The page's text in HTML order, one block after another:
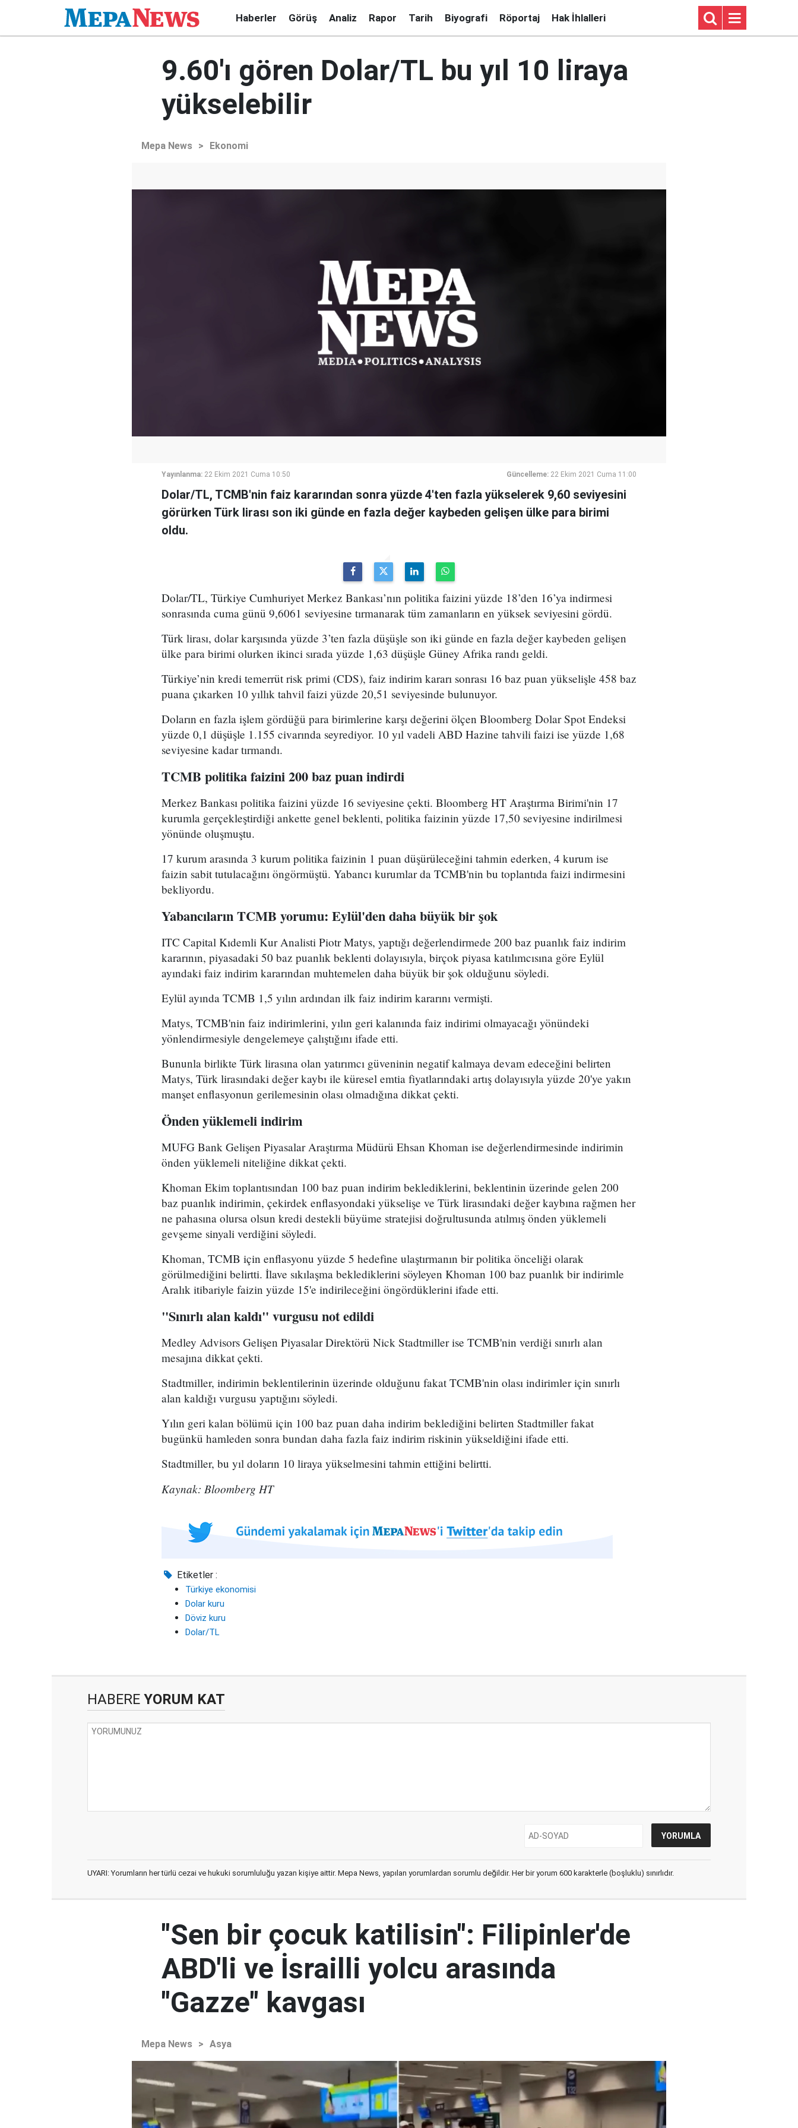
Haberler Görüş Analiz Rapor Tarih Biyografi Röportaj Hak İhlalleri
9.60'ı gören Dolar/TL bu yıl 10 liraya
yükselebilir
Mepa News > Ekonomi
Yayınlanma: 22 Ekim 2021 Cuma 10:50 Güncelleme: 22 Ekim 2021 Cuma 11:00
Dolar/TL, TCMB'nin faiz kararından sonra yüzde 4'ten fazla yükselerek 9,60 seviyesini
görürken Türk lirası son iki günde en fazla değer kaybeden gelişen ülke para birimi
oldu.
Dolar/TL, Türkiye Cumhuriyet Merkez Bankası’nın politika faizini yüzde 18’den 16’ya indirmesi
sonrasında cuma günü 9,6061 seviyesine tırmanarak tüm zamanların en yüksek seviyesini gördü.
Türk lirası, dolar karşısında yüzde 3’ten fazla düşüşle son iki günde en fazla değer kaybeden gelişen
ülke para birimi olurken ikinci sırada yüzde 1,63 düşüşle Güney Afrika randı geldi.
Türkiye’nin kredi temerrüt risk primi (CDS), faiz indirim kararı sonrası 16 baz puan yükselişle 458 baz
puana çıkarken 10 yıllık tahvil faizi yüzde 20,51 seviyesinde bulunuyor.
Doların en fazla işlem gördüğü para birimlerine karşı değerini ölçen Bloomberg Dolar Spot Endeksi
yüzde 0,1 düşüşle 1.155 civarında seyrediyor. 10 yıl vadeli ABD Hazine tahvili faizi ise yüzde 1,68
seviyesine kadar tırmandı.
TCMB politika faizini 200 baz puan indirdi
Merkez Bankası politika faizini yüzde 16 seviyesine çekti. Bloomberg HT Araştırma Birimi'nin 17
kurumla gerçekleştirdiği ankette genel beklenti, politika faizinin yüzde 17,50 seviyesine indirilmesi
yönünde oluşmuştu.
17 kurum arasında 3 kurum politika faizinin 1 puan düşürüleceğini tahmin ederken, 4 kurum ise
faizin sabit tutulacağını öngörmüştü. Yabancı kurumlar da TCMB'nin bu toplantıda faizi indirmesini
bekliyordu.
Yabancıların TCMB yorumu: Eylül'den daha büyük bir şok
ITC Capital Kıdemli Kur Analisti Piotr Matys, yaptığı değerlendirmede 200 baz puanlık faiz indirim
kararının, piyasadaki 50 baz puanlık beklenti dolayısıyla, birçok piyasa katılımcısına göre Eylül
ayındaki faiz indirim kararından muhtemelen daha büyük bir şok olduğunu söyledi.
Eylül ayında TCMB 1,5 yılın ardından ilk faiz indirim kararını vermişti.
Matys, TCMB'nin faiz indirimlerini, yılın geri kalanında faiz indirimi olmayacağı yönündeki
yönlendirmesiyle dengelemeye çalıştığını ifade etti.
Bununla birlikte Türk lirasına olan yatırımcı güveninin negatif kalmaya devam edeceğini belirten
Matys, Türk lirasındaki değer kaybı ile küresel emtia fiyatlarındaki artış dolayısıyla yüzde 20'ye yakın
manşet enflasyonun gerilemesinin olası olmadığına dikkat çekti.
Önden yüklemeli indirim
MUFG Bank Gelişen Piyasalar Araştırma Müdürü Ehsan Khoman ise değerlendirmesinde indirimin
önden yüklemeli niteliğine dikkat çekti.
Khoman Ekim toplantısından 100 baz puan indirim beklediklerini, beklentinin üzerinde gelen 200
baz puanlık indirimin, çekirdek enflasyondaki yükselişe ve Türk lirasındaki değer kaybına rağmen her
ne pahasına olursa olsun kredi destekli büyüme stratejisi doğrultusunda atılmış önden yüklemeli
gevşeme sinyali verdiğini söyledi.
Khoman, TCMB için enflasyonu yüzde 5 hedefine ulaştırmanın bir politika önceliği olarak
görülmediğini belirtti. İlave sıkılaşma beklediklerini söyleyen Khoman 100 baz puanlık bir indirimle
Aralık itibariyle faizin yüzde 15'e indirileceğini öngördüklerini ifade etti.
"Sınırlı alan kaldı" vurgusu not edildi
Medley Advisors Gelişen Piyasalar Direktörü Nick Stadtmiller ise TCMB'nin verdiği sınırlı alan
mesajına dikkat çekti.
Stadtmiller, indirimin beklentilerinin üzerinde olduğunu fakat TCMB'nin olası indirimler için sınırlı
alan kaldığı vurgusu yaptığını söyledi.
Yılın geri kalan bölümü için 100 baz puan daha indirim beklediğini belirten Stadtmiller fakat
bugünkü hamleden sonra bundan daha fazla faiz indirim riskinin yükseldiğini ifade etti.
Stadtmiller, bu yıl doların 10 liraya yükselmesini tahmin ettiğini belirtti.
Kaynak: Bloomberg HT
Etiketler :
Türkiye ekonomisi
Dolar kuru
Döviz kuru
Dolar/TL
HABERE YORUM KAT
UYARI: Yorumların her türlü cezai ve hukuki sorumluluğu yazan kişiye aittir. Mepa News, yapılan yorumlardan sorumlu değildir. Her bir yorum 600 karakterle (boşluklu) sınırlıdır.
"Sen bir çocuk katilisin": Filipinler'de
ABD'li ve İsrailli yolcu arasında
"Gazze" kavgası
Mepa News > Asya